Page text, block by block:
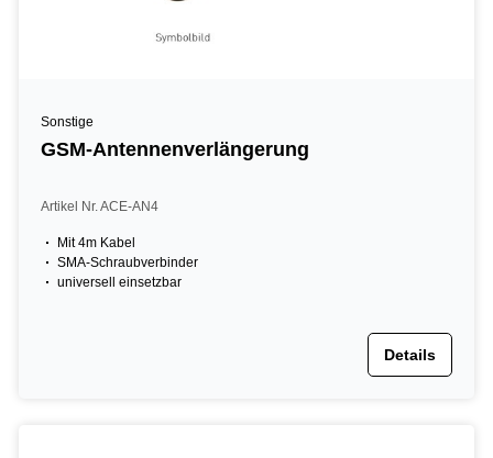
Sonstige
GSM-Antennenverlängerung
Artikel Nr. ACE-AN4
Mit 4m Kabel
SMA-Schraubverbinder
universell einsetzbar
Details